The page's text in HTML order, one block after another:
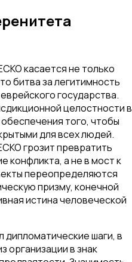
касается не только
битва за легитимность
государства.
целостности в
того, чтобы
для всех людей.
грозит превратить
конфликта, а не в мост к
переопределяются
призму, конечной
истина человеческой
дипломатические шаги, в
организации в знак